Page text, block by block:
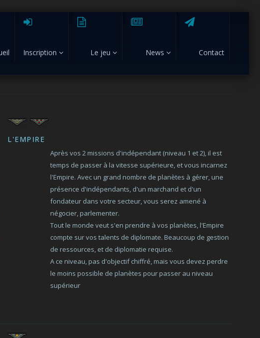
Inscription Le jeu News Contact
L'EMPIRE
Après vos 2 missions d'indépendant (niveau 1 et 2), il est
temps de passer à la vitesse supérieure, et vous incarnez
l'Empire. Avec un grand nombre de planètes à gérer, une
présence d'indépendants, d'un marchand et d'un
fondateur dans votre secteur, vous serez amené à
négocier, parlementer.
Tout le monde veut s'en prendre à vos planètes, l'Empire
compte sur vos talents de diplomate. Beaucoup de gestion
de ressources, et de diplomatie requise.
A ce niveau, pas d'objectif chiffré, mais vous devez perdre
le moins possible de planètes pour passer au niveau
supérieur